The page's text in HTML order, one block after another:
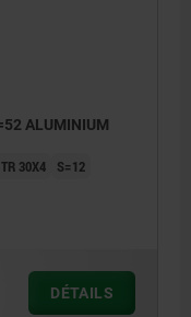
ALUMINIUM
30X4
S=12
DÉTAILS